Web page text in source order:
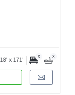
18' x 171' x x